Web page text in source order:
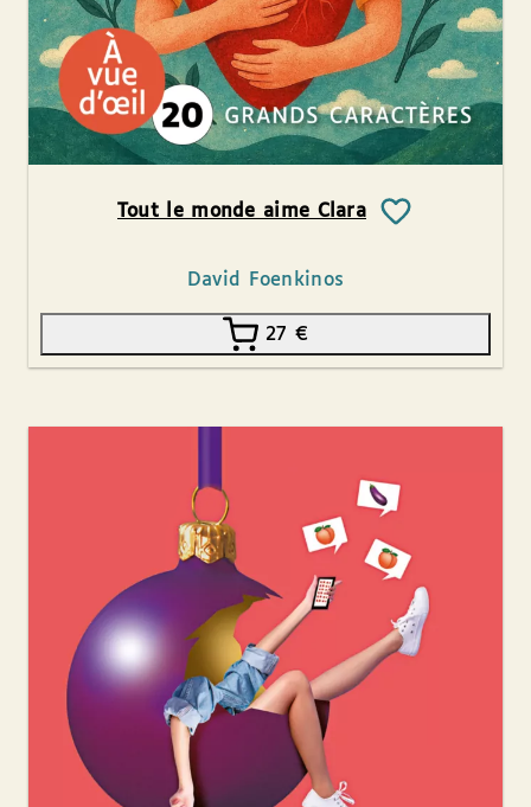
Tout le monde aime Clara
David Foenkinos
27 €